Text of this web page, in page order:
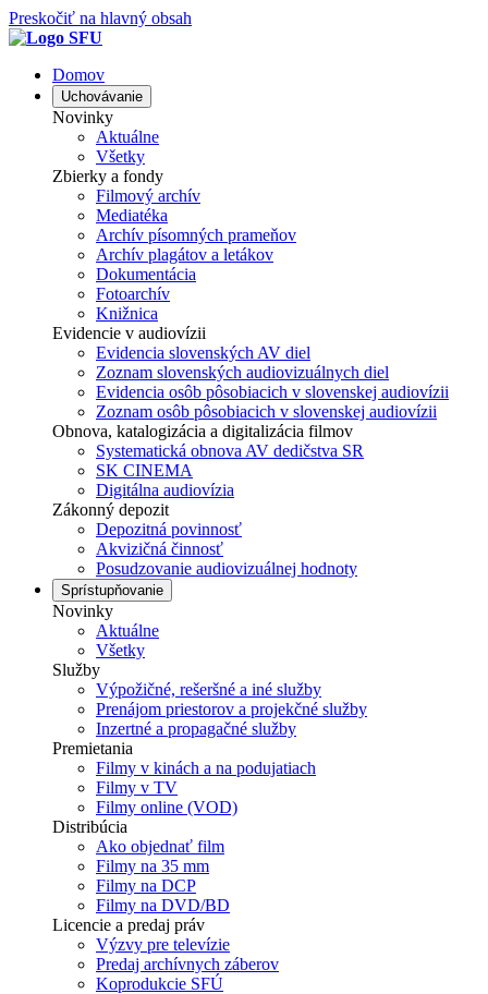
Preskočiť na hlavný obsah
Domov
Uchovávanie
Novinky
Aktuálne
Všetky
Zbierky a fondy
Filmový archív
Mediatéka
Archív písomných prameňov
Archív plagátov a letákov
Dokumentácia
Fotoarchív
Knižnica
Evidencie v audiovízii
Evidencia slovenských AV diel
Zoznam slovenských audiovizuálnych diel
Evidencia osôb pôsobiacich v slovenskej audiovízii
Zoznam osôb pôsobiacich v slovenskej audiovízii
Obnova, katalogizácia a digitalizácia filmov
Systematická obnova AV dedičstva SR
SK CINEMA
Digitálna audiovízia
Zákonný depozit
Depozitná povinnosť
Akvizičná činnosť
Posudzovanie audiovizuálnej hodnoty
Sprístupňovanie
Novinky
Aktuálne
Všetky
Služby
Výpožičné, rešeršné a iné služby
Prenájom priestorov a projekčné služby
Inzertné a propagačné služby
Premietania
Filmy v kinách a na podujatiach
Filmy v TV
Filmy online (VOD)
Distribúcia
Ako objednať film
Filmy na 35 mm
Filmy na DCP
Filmy na DVD/BD
Licencie a predaj práv
Výzvy pre televízie
Predaj archívnych záberov
Koprodukcie SFÚ